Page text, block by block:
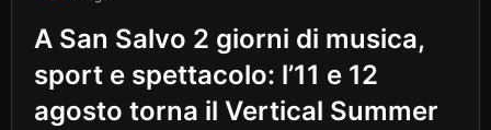
A San Salvo 2 giorni di musica,
sport e spettacolo: l’11 e 12
agosto torna il Vertical Summer